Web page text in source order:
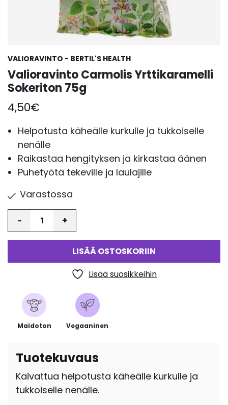
VALIORAVINTO - BERTIL'S HEALTH
Valioravinto Carmolis Yrttikaramelli
Sokeriton 75g
4,50€
Helpotusta käheälle kurkulle ja tukkoiselle
nenälle
Raikastaa hengityksen ja kirkastaa äänen
Puhetyötä tekeville ja laulajille
Varastossa
LISÄÄ OSTOSKORIIN
Lisää suosikkeihin
Maidoton Vegaaninen
Tuotekuvaus
Kaivattua helpotusta käheälle kurkulle ja
tukkoiselle nenälle.